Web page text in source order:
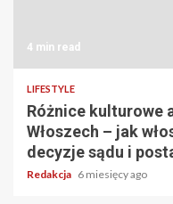
4 min read
LIFESTYLE
Różnice kulturowe
Włoszech – jak
decyzje sądu i
Redakcja 6 miesięcy ago